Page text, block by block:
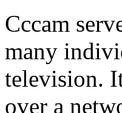
Cccam
many
television.
over a